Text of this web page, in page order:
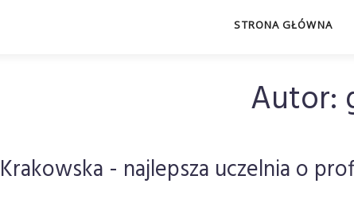
STRONA GŁÓWNA
Autor:
- najlepsza uczelnia o